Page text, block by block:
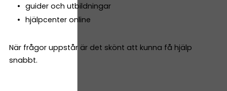
guider och utbildningar
hjälpcenter online
När frågor uppstår är det skönt att kunna få hjälp
snabbt.